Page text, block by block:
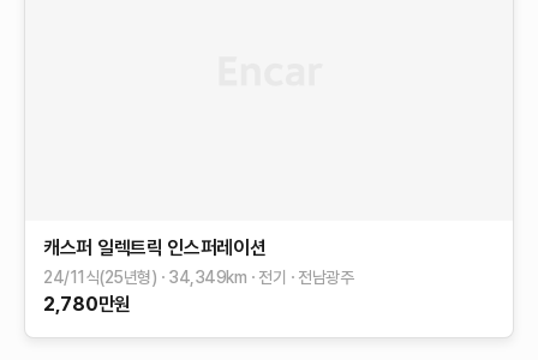
캐스퍼 일렉트릭 인스퍼레이션
24/11식(25년형) 34,349km 전기 전남광주
2,780만원